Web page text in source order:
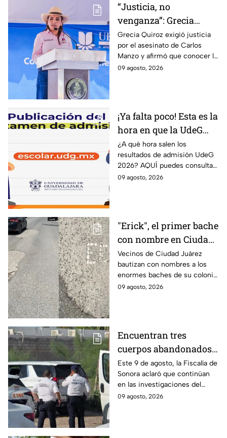
“Justicia, no
venganza”: Grecia
Quiroz exige esclarecer
el asesinato de Carlos
Manzo
Grecia Quiroz exigió justicia
por el asesinato de Carlos
Manzo y afirmó que conocer la
verdad es indispensable para
09 agosto, 2026
¡Ya falta poco! Esta es la
hora en que la UdeG
publica los resultados
de admisión 2026 y
AQUÍ puedes
consultarlos
¿A qué hora salen los
resultados de admisión UdeG
2026? AQUÍ puedes consultar
el dictamen este lunes 10 de
09 agosto, 2026
"Erick", el primer bache
con nombre en Ciudad
Juárez
Vecinos de Ciudad Juárez
bautizan con nombres a los
enormes baches de su colonia
como protesta ante la falta de
09 agosto, 2026
Encuentran tres
cuerpos abandonados
en Hermosillo, Sonora;
todo apunta a crimen
pasional
Este 9 de agosto, la Fiscalía de
Sonora aclaró que continúan
en las investigaciones del
hallazgo de tres cuerpos
09 agosto, 2026